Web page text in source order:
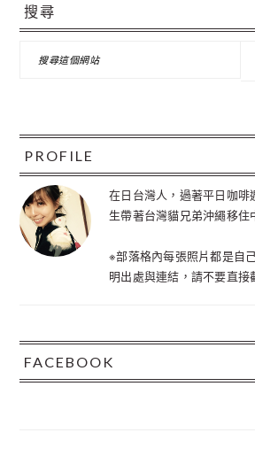
要
搜尋
站
PROFILE
在日台灣人，過著平日咖啡
生帶著台灣貓兄弟沖繩移住
※部落格內每張照片都是自
明出處與連結，請不要直接
FACEBOOK